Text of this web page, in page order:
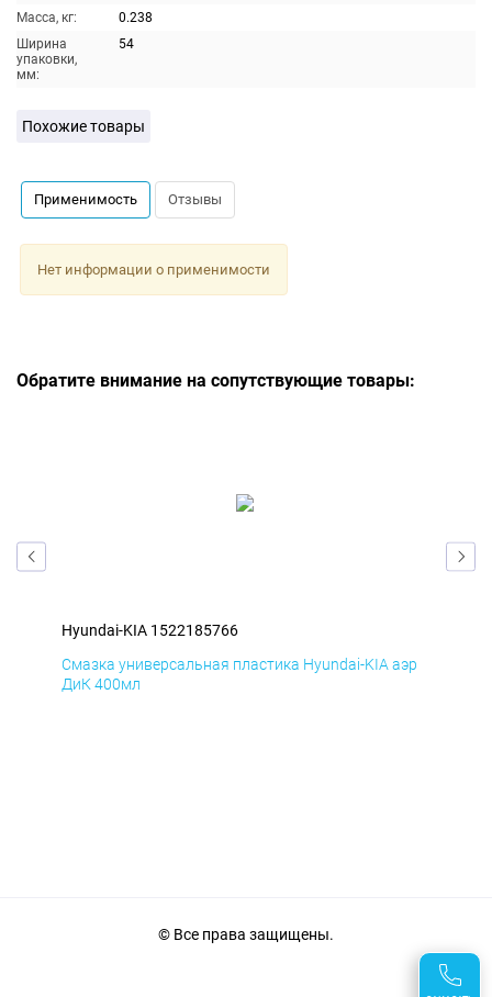
Масса, кг:
0.238
Ширина
упаковки,
мм:
54
Похожие товары
Применимость Отзывы
Нет информации о применимости
Обратите внимание на сопутствующие товары:
Hyundai-KIA 1522185766
Смазка универсальная пластика Hyundai-KIA аэр
ДиК 400мл
© Все права защищены.